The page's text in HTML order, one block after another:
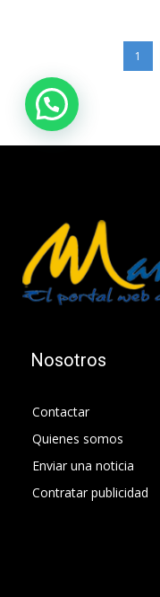
1
Nosotros
Contactar
Quienes somos
Enviar una noticia
Contratar publicidad